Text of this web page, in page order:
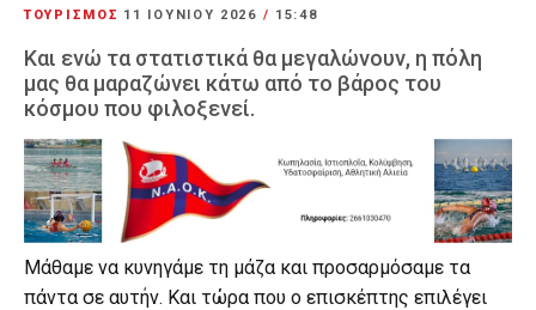
ΤΟΥΡΙΣΜΟΣ 11 ΙΟΥΝΊΟΥ 2026 / 15:48
Και ενώ τα στατιστικά θα μεγαλώνουν, η πόλη
μας θα μαραζώνει κάτω από το βάρος του
κόσμου που φιλοξενεί.
Μάθαμε να κυνηγάμε τη μάζα και προσαρμόσαμε τα
πάντα σε αυτήν. Και τώρα που ο επισκέπτης επιλέγει